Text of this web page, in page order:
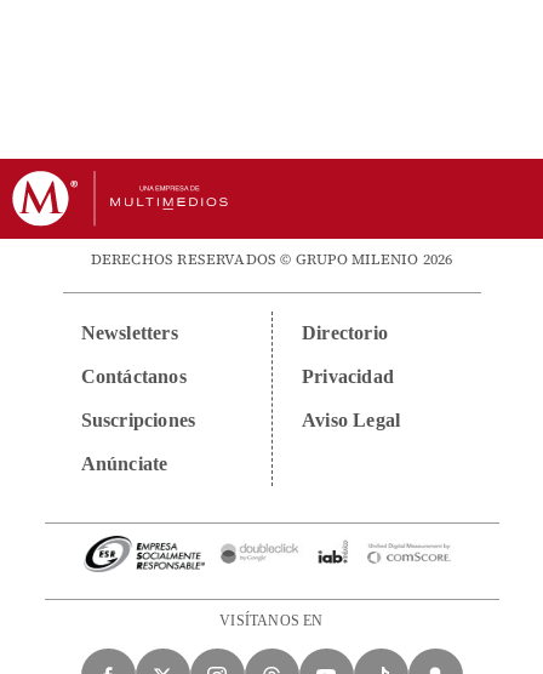
DERECHOS RESERVADOS © GRUPO MILENIO 2026
Newsletters
Contáctanos
Suscripciones
Anúnciate
Directorio
Privacidad
Aviso Legal
VISÍTANOS EN